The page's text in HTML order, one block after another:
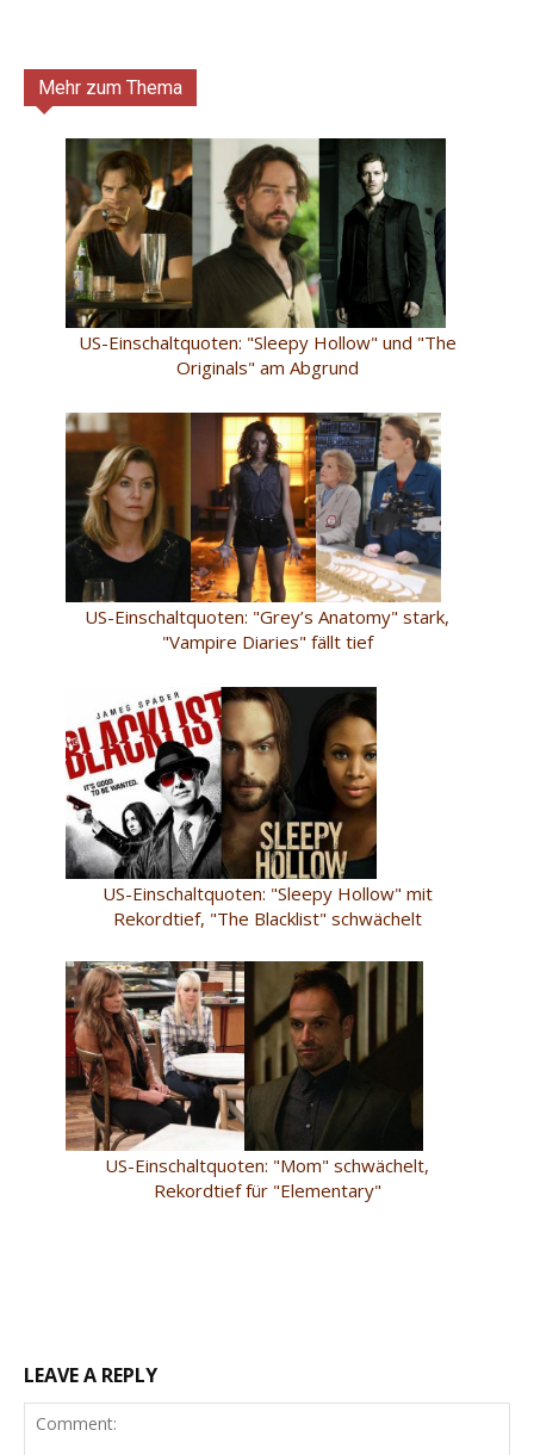
Mehr zum Thema
US-Einschaltquoten: "Sleepy Hollow" und "The
Originals" am Abgrund
US-Einschaltquoten: "Grey’s Anatomy" stark,
"Vampire Diaries" fällt tief
US-Einschaltquoten: "Sleepy Hollow" mit
Rekordtief, "The Blacklist" schwächelt
US-Einschaltquoten: "Mom" schwächelt,
Rekordtief für "Elementary"
LEAVE A REPLY